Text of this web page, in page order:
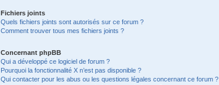
Fichiers joints
Quels fichiers joints sont autorisés sur ce forum ?
Comment trouver tous mes fichiers joints ?
Concernant phpBB
Qui a développé ce logiciel de forum ?
Pourquoi la fonctionnalité X n’est pas disponible ?
Qui contacter pour les abus ou les questions légales concernant ce forum ?